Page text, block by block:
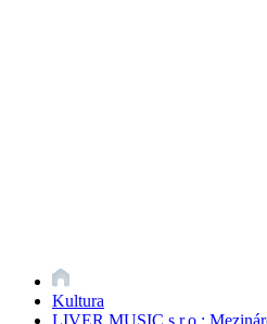
Kultura
LIVER MUSIC s.r.o.: